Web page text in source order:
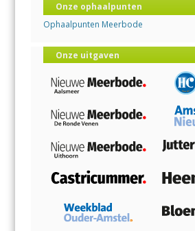
Onze ophaalpunten
Ophaalpunten Meerbode
Onze uitgaven